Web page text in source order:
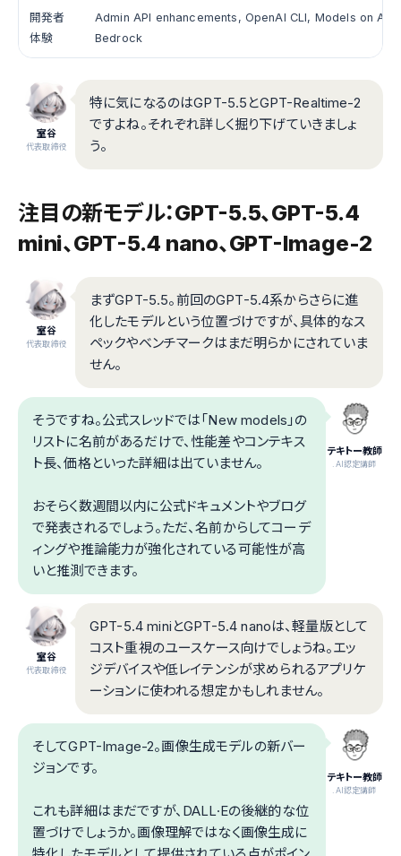
開発者
体験
Admin API enhancements, OpenAI CLI, Models on
Bedrock
室谷
代表取締役
特に気になるのはGPT-5.5とGPT-Realtime-2
ですよね。それぞれ詳しく掘り下げていきましょ
う。
注目の新モデル：GPT-5.5、GPT-5.4
mini、GPT-5.4 nano、GPT-Image-2
室谷
代表取締役
まずGPT-5.5。前回のGPT-5.4系からさらに進
化したモデルという位置づけですが、具体的なス
ペックやベンチマークはまだ明らかにされていま
せん。
テキトー教師
.AI認定講師
そうですね。公式スレッドでは「New models」の
リストに名前があるだけで、性能差やコンテキス
ト長、価格といった詳細は出ていません。
おそらく数週間以内に公式ドキュメントやブログ
で発表されるでしょう。ただ、名前からしてコーデ
ィングや推論能力が強化されている可能性が高
いと推測できます。
室谷
代表取締役
GPT-5.4 miniとGPT-5.4 nanoは、軽量版として
コスト重視のユースケース向けでしょうね。エッ
ジデバイスや低レイテンシが求められるアプリケ
ーションに使われる想定かもしれません。
テキトー教師
.AI認定講師
そしてGPT-Image-2。画像生成モデルの新バー
ジョンです。
これも詳細はまだですが、DALL·Eの後継的な位
置づけでしょうか。画像理解ではなく画像生成に